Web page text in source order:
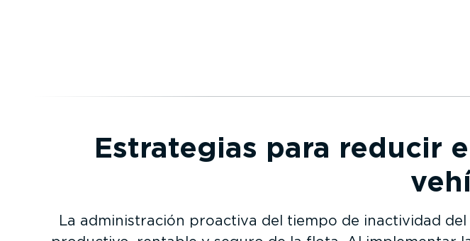
Estrategias para reducir
La adminis­tración proactiva del tiempo de inactividad